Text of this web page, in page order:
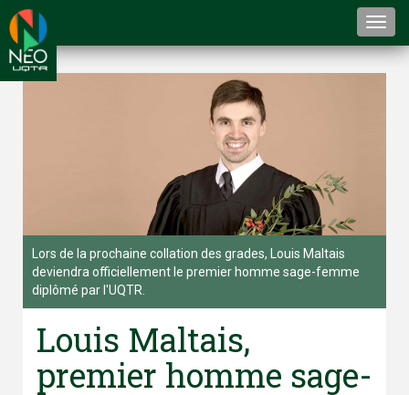
Lors de la prochaine collation des grades, Louis Maltais
deviendra officiellement le premier homme sage-femme
diplômé par l'UQTR.
Louis Maltais,
premier homme sage-